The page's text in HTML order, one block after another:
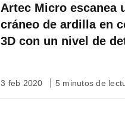
Artec Micro escanea
cráneo de ardilla en
3D con un nivel de
3 feb 2020 5 minutos de